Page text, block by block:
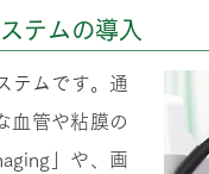
テムの導入
テムです。通
血管や粘膜の
」や、画